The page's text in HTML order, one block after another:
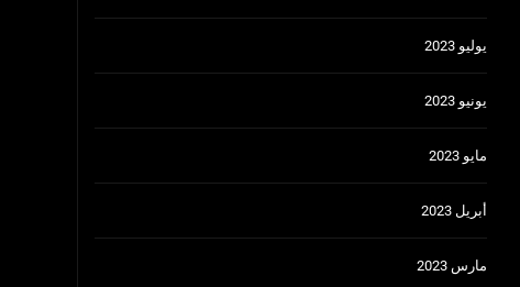
يوليو 2023
يونيو 2023
مايو 2023
أبريل 2023
مارس 2023